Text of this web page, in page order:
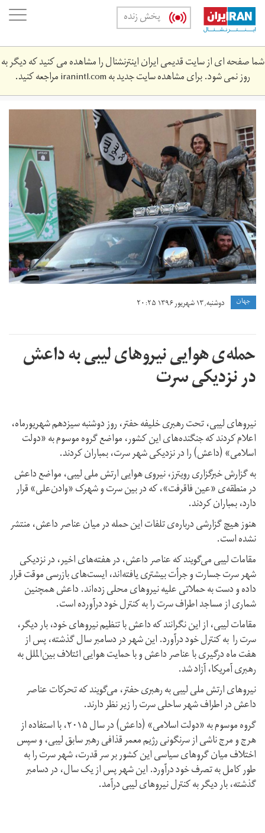
Skip
main
content
پخش زنده
شما صفحه ای از سایت قدیمی ایران اینترنشنال را مشاهده می کنید که دیگر به
روز نمی شود. برای مشاهده سایت جدید بهiranintl.comمراجعه کنید.
download.jpg
جهان دوشنبه, ۱۳ شهریور ۱۳۹۶ ۲۰:۲۵
حمله‌ی هوایی نیروهای لیبی به داعش
در نزدیکی سرت
نیروهای لیبی، تحت رهبری خلیفه حفتر، روز دوشنبه سیزدهم شهریورماه،
اعلام کردند که جنگنده‌های این کشور، مواضع گروه موسوم به «دولت
اسلامی» (داعش) را در نزدیکی شهر سرت، بمباران کردند.
به گزارش خبرگزاری رویترز، نیروی هوایی ارتش ملی لیبی، مواضع داعش
در منطقه‌ی «عین فاقرفت»، که در بین سرت و شهرک «وادن‌علی» قرار
دارد، بمباران کردند.
هنوز هیچ گزارشی درباره‌ی تلفات این حمله در میان عناصر داعش، منتشر
نشده است.
مقامات لیبی می‌گویند که عناصر داعش، در هفته‌های اخیر، در نزدیکی
شهر سرت جسارت و جرأت بیشتری یافته‌اند، ایست‌های بازرسی موقت قرار
داده و دست به حملاتی علیه نیروهای محلی زده‌اند. داعش همچنین
شماری از مساجد اطراف سرت را به کنترل خود درآورده است.
مقامات لیبی، از این نگرانند که داعش با تنظیم نیروهای خود، بار دیگر،
سرت را به کنترل خود درآورد. این شهر در دسامبر سال گذشته، پس از
هفت ماه درگیری با عناصر داعش و با حمایت هوایی ائتلاف بین‌الملل به
رهبری آمریکا، آزاد شد.
نیروهای ارتش ملی لیبی به رهبری حفتر، می‌گویند که تحرکات عناصر
داعش در اطراف شهر ساحلی سرت را زیر نظر دارند.
گروه موسوم به «دولت اسلامی» (داعش) در سال ۲۰۱۵، با استفاده از
هرج و مرج ناشی از سرنگونی رژیم معمر قذافی رهبر سابق لیبی، و سپس
اختلاف میان گروهای سیاسی این کشور بر سر قدرت، شهر سرت را به
طور کامل به تصرف خود درآورد. این شهر پس از یک سال، در دسامبر
گذشته، بار دیگر به کنترل نیروهای لیبی درآمد.